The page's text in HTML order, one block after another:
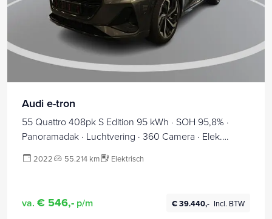
Audi e-tron
55 Quattro 408pk S Edition 95 kWh · SOH 95,8% ·
Panoramadak · Luchtvering · 360 Camera · Elek.
Stuurverwarming · 21'' Inch ·
2022 55.214 km Elektrisch
va. € 546,- p/m € 39.440,- Incl. BTW